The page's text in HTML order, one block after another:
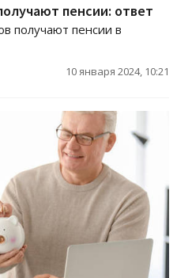
пенсии: ответ
получают пенсии в
10 января 2024, 10:21